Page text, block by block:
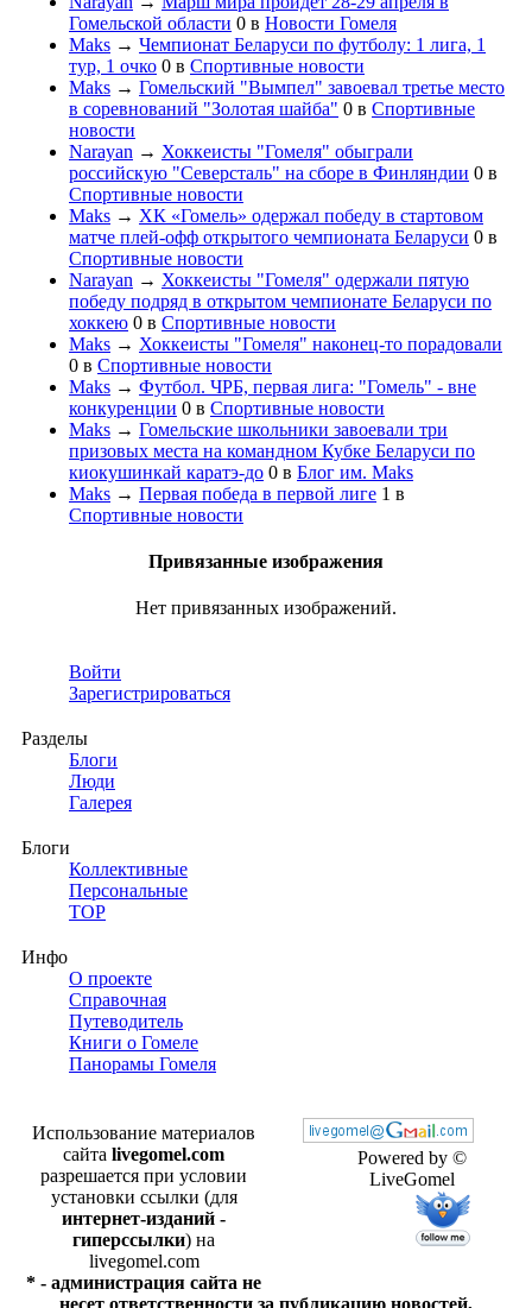
Гомельской области 0 в Новости Гомеля
Maks → Чемпионат Беларуси по футболу: 1 лига, 1
тур, 1 очко 0 в Спортивные новости
Maks → Гомельский "Вымпел" завоевал третье место
в соревнований "Золотая шайба" 0 в Спортивные
новости
Narayan → Хоккеисты "Гомеля" обыграли
российскую "Северсталь" на сборе в Финляндии 0 в
Спортивные новости
Maks → ХК «Гомель» одержал победу в стартовом
матче плей-офф открытого чемпионата Беларуси 0 в
Спортивные новости
Narayan → Хоккеисты "Гомеля" одержали пятую
победу подряд в открытом чемпионате Беларуси по
хоккею 0 в Спортивные новости
Maks → Хоккеисты "Гомеля" наконец-то порадовали
0 в Спортивные новости
Maks → Футбол. ЧРБ, первая лига: "Гомель" - вне
конкуренции 0 в Спортивные новости
Maks → Гомельские школьники завоевали три
призовых места на командном Кубке Беларуси по
киокушинкай каратэ-до 0 в Блог им. Maks
Maks → Первая победа в первой лиге 1 в
Спортивные новости
Привязанные изображения
Нет привязанных изображений.
Войти
Зарегистрироваться
Разделы
Блоги
Люди
Галерея
Блоги
Коллективные
Персональные
TOP
Инфо
О проекте
Справочная
Путеводитель
Книги о Гомеле
Панорамы Гомеля
Powered by ©
LiveGomel
Использование материалов
сайта livegomel.com
разрешается при условии
установки ссылки (для
интернет-изданий -
гиперссылки) на
livegomel.com
* - администрация сайта не